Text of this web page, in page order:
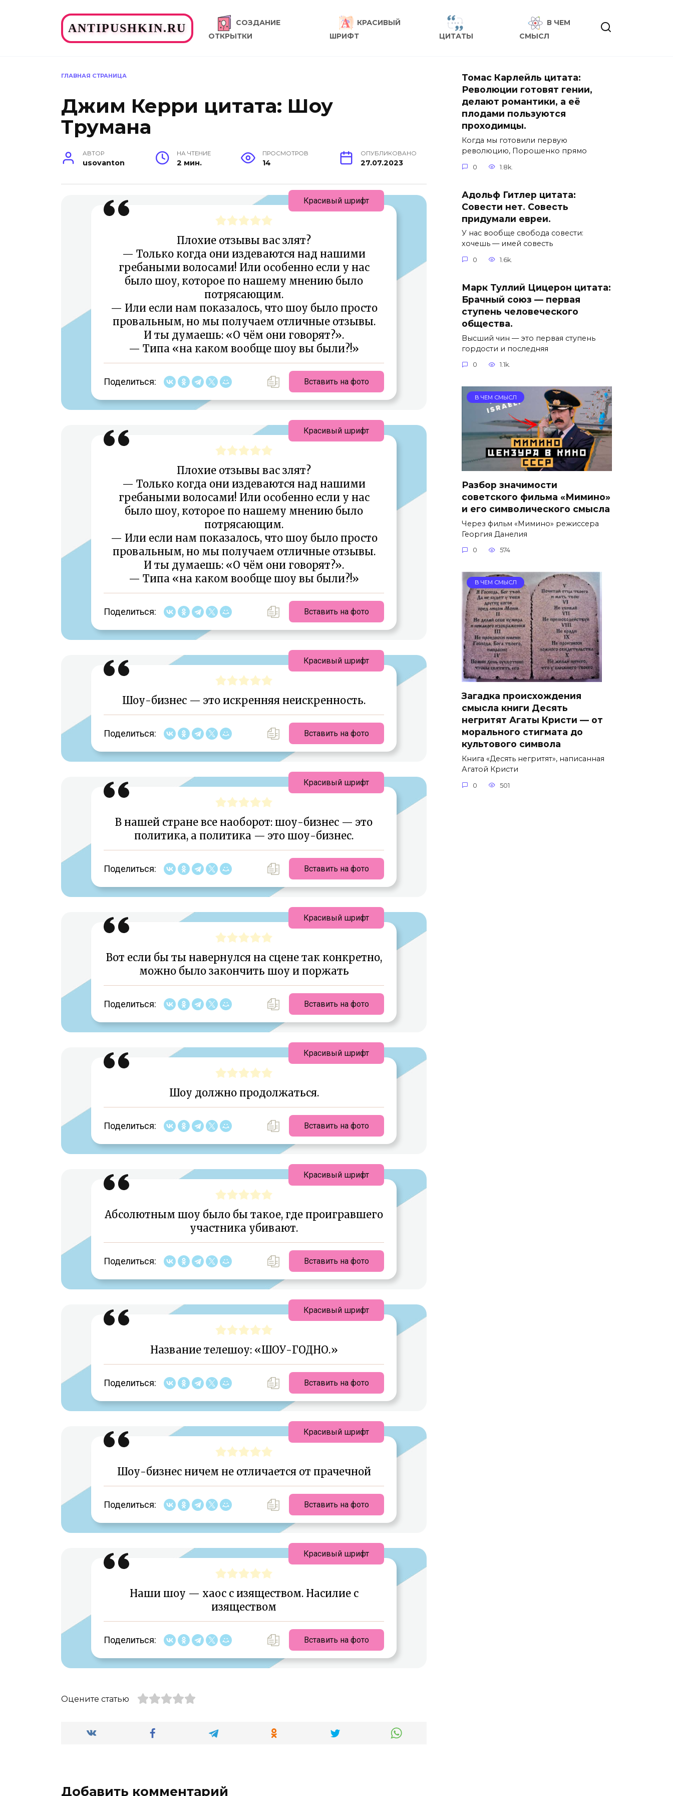
ANTIPUSHKIN.RU
СОЗДАНИЕ
ОТКРЫТКИ
КРАСИВЫЙ
ШРИФТ
ЦИТАТЫ
В ЧЕМ
СМЫСЛ
ГЛАВНАЯ СТРАНИЦА
Джим Керри цитата: Шоу
Трумана
АВТОР
usovanton
НА ЧТЕНИЕ
2 мин.
ПРОСМОТРОВ
14
ОПУБЛИКОВАНО
27.07.2023
Плохие отзывы вас злят?
— Только когда они издеваются над нашими
гребаными волосами! Или особенно если у нас
было шоу, которое по нашему мнению было
потрясающим.
— Или если нам показалось, что шоу было просто
провальным, но мы получаем отличные отзывы.
И ты думаешь: «О чём они говорят?».
— Типа «на каком вообще шоу вы были?!»
Поделиться: Вставить на фото
Красивый шрифт
Плохие отзывы вас злят?
— Только когда они издеваются над нашими
гребаными волосами! Или особенно если у нас
было шоу, которое по нашему мнению было
потрясающим.
— Или если нам показалось, что шоу было просто
провальным, но мы получаем отличные отзывы.
И ты думаешь: «О чём они говорят?».
— Типа «на каком вообще шоу вы были?!»
Поделиться: Вставить на фото
Красивый шрифт
Шоу-бизнес — это искренняя неискренность.
Поделиться: Вставить на фото
Красивый шрифт
В нашей стране все наоборот: шоу-бизнес — это
политика, а политика — это шоу-бизнес.
Поделиться: Вставить на фото
Красивый шрифт
Вот если бы ты навернулся на сцене так конкретно,
можно было закончить шоу и поржать
Поделиться: Вставить на фото
Красивый шрифт
Шоу должно продолжаться.
Поделиться: Вставить на фото
Красивый шрифт
Абсолютным шоу было бы такое, где проигравшего
участника убивают.
Поделиться: Вставить на фото
Красивый шрифт
Название телешоу: «ШОУ-ГОДНО.»
Поделиться: Вставить на фото
Красивый шрифт
Шоу-бизнес ничем не отличается от прачечной
Поделиться: Вставить на фото
Красивый шрифт
Наши шоу — хаос с изяществом. Насилие с
изяществом
Поделиться: Вставить на фото
Красивый шрифт
Оцените статью
Добавить комментарий
Томас Карлейль цитата:
Революции готовят гении,
делают романтики, а её
плодами пользуются
проходимцы.
Когда мы готовили первую
революцию, Порошенко прямо
0 1.8k.
Адольф Гитлер цитата:
Совести нет. Совесть
придумали евреи.
У нас вообще свобода совести:
хочешь — имей совесть
0 1.6k.
Марк Туллий Цицерон цитата:
Брачный союз — первая
ступень человеческого
общества.
Высший чин — это первая ступень
гордости и последняя
0 1.1k.
В ЧЕМ СМЫСЛ
Разбор значимости
советского фильма «Мимино»
и его символического смысла
Через фильм «Мимино» режиссера
Георгия Данелия
0 574
В ЧЕМ СМЫСЛ
Загадка происхождения
смысла книги Десять
негритят Агаты Кристи — от
морального стигмата до
культового символа
Книга «Десять негритят», написанная
Агатой Кристи
0 501